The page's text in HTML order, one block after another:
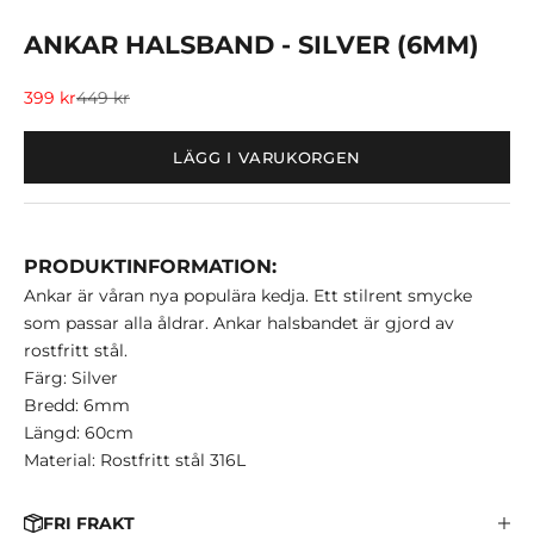
ANKAR HALSBAND - SILVER (6MM)
REA-pris
399 krPris
449 kr
LÄGG I VARUKORGEN
PRODUKTINFORMATION:
Ankar är våran nya populära kedja. Ett stilrent smycke
som passar alla åldrar. Ankar halsbandet är gjord av
rostfritt stål.
Färg: Silver
Bredd: 6mm
Längd: 60cm
Material: Rostfritt stål 316L
FRI FRAKT